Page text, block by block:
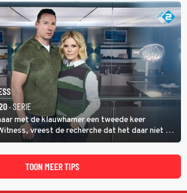
· SERIE
met de klauwhamer een tweede keer
vreest de recherche dat het daar niet bij
Jack op de plaats delict een foto met nog
slachtoffers.
TOON MEER TIPS